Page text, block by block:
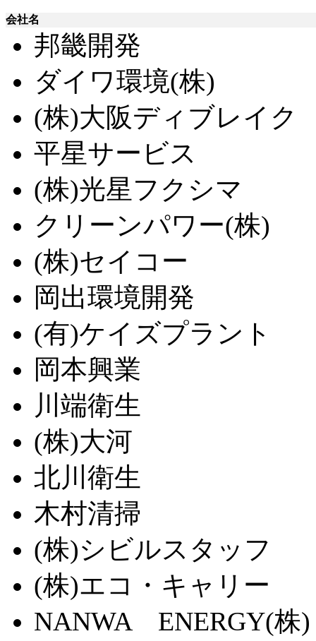
会社名
邦畿開発
ダイワ環境(株)
(株)大阪ディブレイク
平星サービス
(株)光星フクシマ
クリーンパワー(株)
(株)セイコー
岡出環境開発
(有)ケイズプラント
岡本興業
川端衛生
(株)大河
北川衛生
木村清掃
(株)シビルスタッフ
(株)エコ・キャリー
NANWA ENERGY(株)